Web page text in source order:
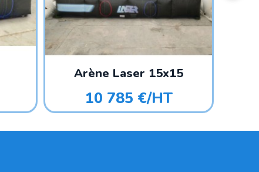
Arène Laser 15x15
10 785 €/HT